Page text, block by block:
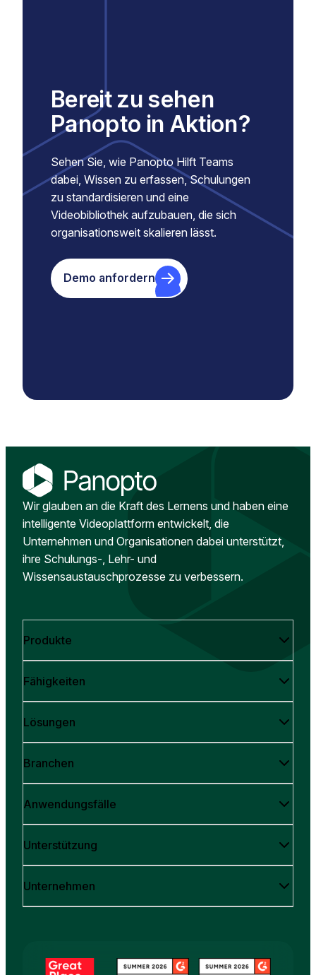
Bereit zu sehen
Panopto in Aktion?
Sehen Sie, wie Panopto Hilft Teams
dabei, Wissen zu erfassen, Schulungen
zu standardisieren und eine
Videobibliothek aufzubauen, die sich
organisationsweit skalieren lässt.
Demo anfordern
Wir glauben an die Kraft des Lernens und haben eine
intelligente Videoplattform entwickelt, die
Unternehmen und Organisationen dabei unterstützt,
ihre Schulungs-, Lehr- und
Wissensaustauschprozesse zu verbessern.
Produkte
Fähigkeiten
Lösungen
Branchen
Anwendungsfälle
Unterstützung
Unternehmen